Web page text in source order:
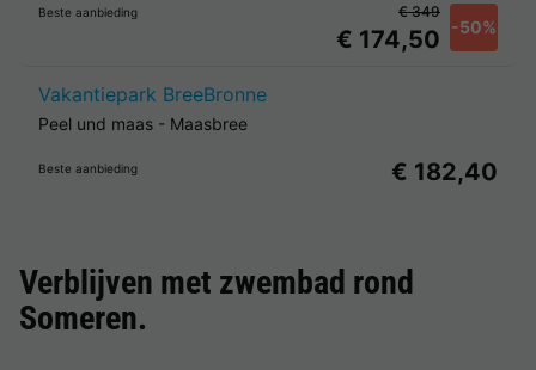
Beste aanbieding
€ 174,50 -50%
€ 349
Vakantiepark BreeBronne
Peel und maas - Maasbree
Beste aanbieding € 182,40
Verblijven met zwembad rond
Someren.